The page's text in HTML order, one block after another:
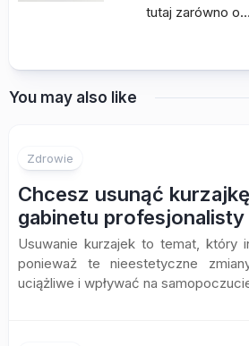
tutaj zarówno o…
You may also like
Zdrowie
Chcesz usunąć
gabinetu profesjonalisty
Usuwanie kurzajek to temat, który
ponieważ te nieestetyczne
uciążliwe i wpływać na